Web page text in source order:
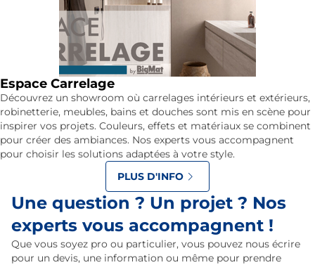
Espace Carrelage
Découvrez un showroom où carrelages intérieurs et extérieurs,
robinetterie, meubles, bains et douches sont mis en scène pour
inspirer vos projets. Couleurs, effets et matériaux se combinent
pour créer des ambiances. Nos experts vous accompagnent
pour choisir les solutions adaptées à votre style.
PLUS D'INFO
Une question ? Un projet ? Nos
experts vous accompagnent !
Que vous soyez pro ou particulier, vous pouvez nous écrire
pour un devis, une information ou même pour prendre